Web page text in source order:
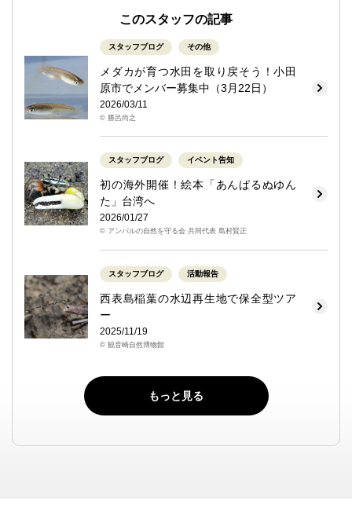
このスタッフの記事
スタッフブログ その他
メダカが育つ水田を取り戻そう！小田
原市でメンバー募集中（3月22日）
2026/03/11
© 勝呂尚之
スタッフブログ イベント告知
初の海外開催！絵本「あんぱるぬゆん
た」台湾へ
2026/01/27
© アンパルの自然を守る会 共同代表 島村賢正
スタッフブログ 活動報告
西表島稲葉の水辺再生地で保全型ツア
ー
2025/11/19
© 観音崎自然博物館
もっと見る